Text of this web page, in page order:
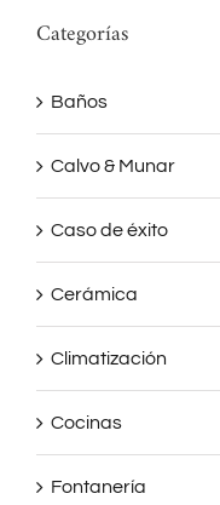
Categorías
Baños
Calvo & Munar
Caso de éxito
Cerámica
Climatización
Cocinas
Fontanería